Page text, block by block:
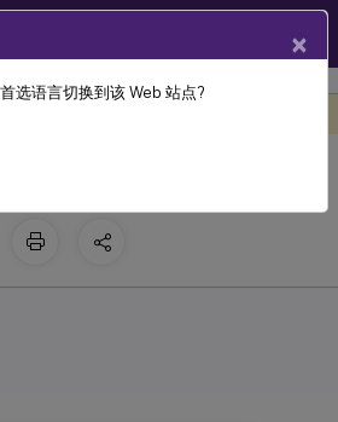
Linux Virtual Delivery Agent 2411
入
×
选语言切换到该 Web 站点?